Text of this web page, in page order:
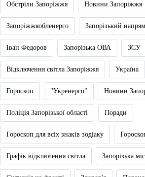
Обстріли Запоріжжя Новини Запоріжжя
Запоріжжяобленерго Запорізький
Іван Федоров Запорізька ОВА ЗСУ
Відключення світла Запоріжжя Україна
Гороскоп "Укренерго" Новини
Поліція Запорізької області Поради
Гороскоп для всіх знаків зодіаку
Графік відключення світла Запорізька